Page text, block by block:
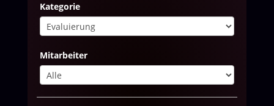
Kategorie
Mitarbeiter